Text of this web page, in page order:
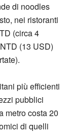
di noodles
nei ristoranti
(circa 4
(13 USD)
più efficienti
pubblici
metro costa 20
di quelli